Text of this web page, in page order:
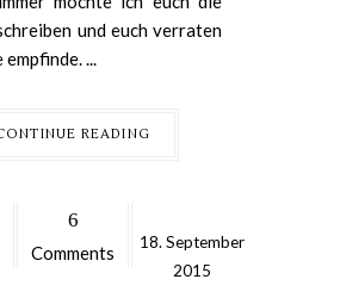
und euch verraten
...
READING
6
Comments 18.September
2015